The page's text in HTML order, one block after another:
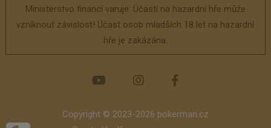
Ministerstvo financí varuje: Účastí na hazardní hře může
vzniknout závislost! Účast osob mladších 18 let na hazardní
hře je zakázána.
Copyright © 2023-2026 pokerman.cz